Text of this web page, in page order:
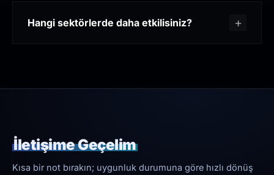
Hangi sektörlerde daha etkilisiniz?
İletişime Geçelim
Kısa bir not bırakın; uygunluk durumuna göre hızlı dönüş